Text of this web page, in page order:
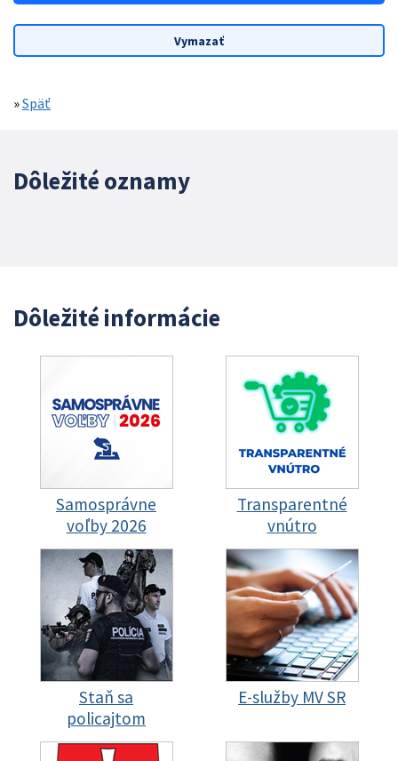
»Späť
Dôležité oznamy
Dôležité informácie
Samosprávne
voľby 2026
Transparentné
vnútro
Staň sa
policajtom
E-služby MV SR